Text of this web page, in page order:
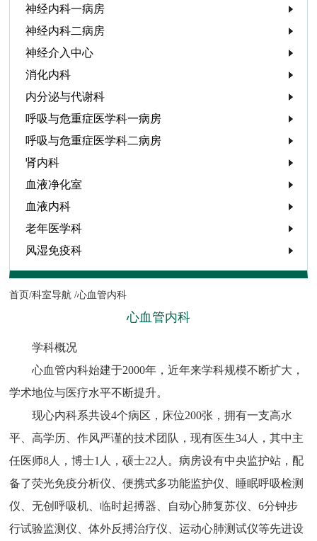
神经内科一病房
神经内科二病房
神经介入中心
消化内科
内分泌与代谢科
呼吸与危重症医学科一病房
呼吸与危重症医学科二病房
肾内科
血液净化室
血液内科
老年医学科
风湿免疫科
首页/科室导航 /心血管内科
心血管内科
学科概况
心血管内科始建于2000年，近年来学科规模不断扩大，
学术地位与医疗水平不断提升。
现心内科系共设4个病区，床位200张，拥有一支高水
平、高学历、作风严谨的技术团队，现有医生34人，其中主
任医师8人，博士1人，硕士22人。病房设有中央监护站，配
备了荧光免疫分析仪、便携式多功能监护仪、睡眠呼吸检测
仪、无创呼吸机、临时起搏器、自动心肺复苏仪、6分钟步
行试验监测仪、体外反搏治疗仪、运动心肺测试仪等先进设